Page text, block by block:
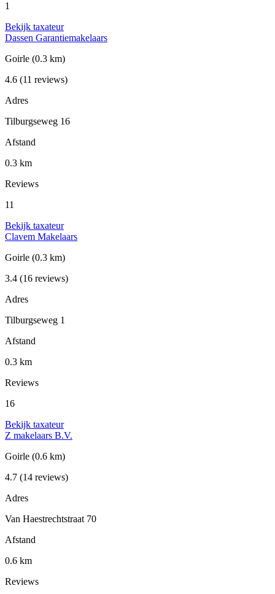
1
Bekijk taxateur
Dassen Garantiemakelaars
Goirle (0.3 km)
4.6 (11 reviews)
Adres
Tilburgseweg 16
Afstand
0.3 km
Reviews
11
Bekijk taxateur
Clavem Makelaars
Goirle (0.3 km)
3.4 (16 reviews)
Adres
Tilburgseweg 1
Afstand
0.3 km
Reviews
16
Bekijk taxateur
Z makelaars B.V.
Goirle (0.6 km)
4.7 (14 reviews)
Adres
Van Haestrechtstraat 70
Afstand
0.6 km
Reviews